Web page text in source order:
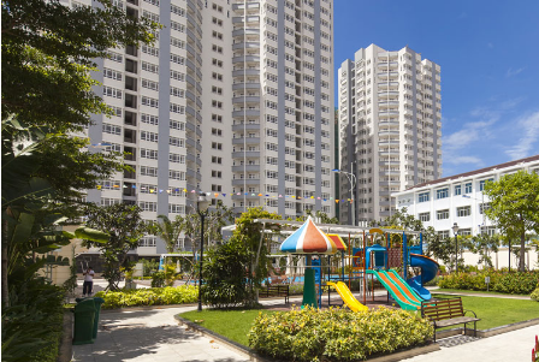
Giấy phép xuất bản số 110/GP - BTTTT cấp ngày 24.3.2020
© 2003-2026 Bản quyền thuộc về Báo Thanh Niên. Cấm sao
chép dưới mọi hình thức nếu không có sự chấp thuận bằng văn
bản. Phát triển bởi ePi Technologies, JSC.